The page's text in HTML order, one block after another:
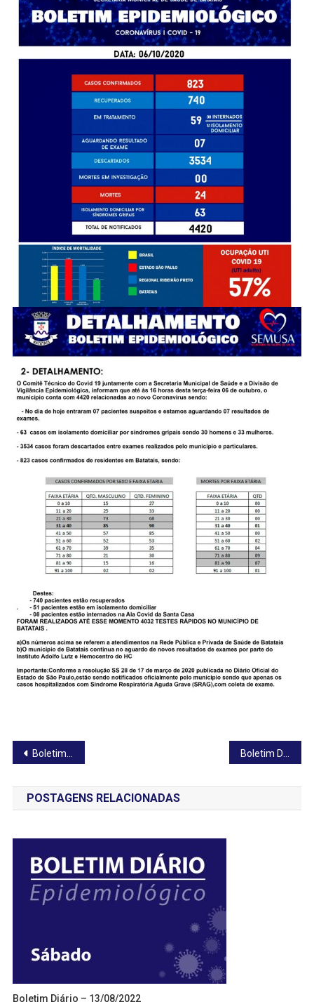
Navegação
de
Post
Boletim Diário – 05/10/2020 Boletim Diário – 07/10/2020
POSTAGENS RELACIONADAS
Boletim Diário – 13/08/2022